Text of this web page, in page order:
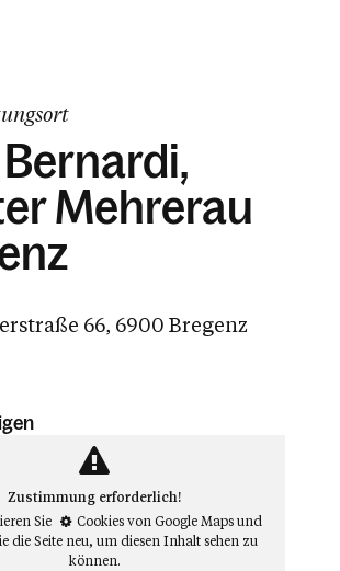
Mehrerau
66, 6900 Bregenz
Zustimmung erforderlich!
Sie
Cookies von Google Mapsund
die Seite neu, um diesen Inhalt sehen zu
können.